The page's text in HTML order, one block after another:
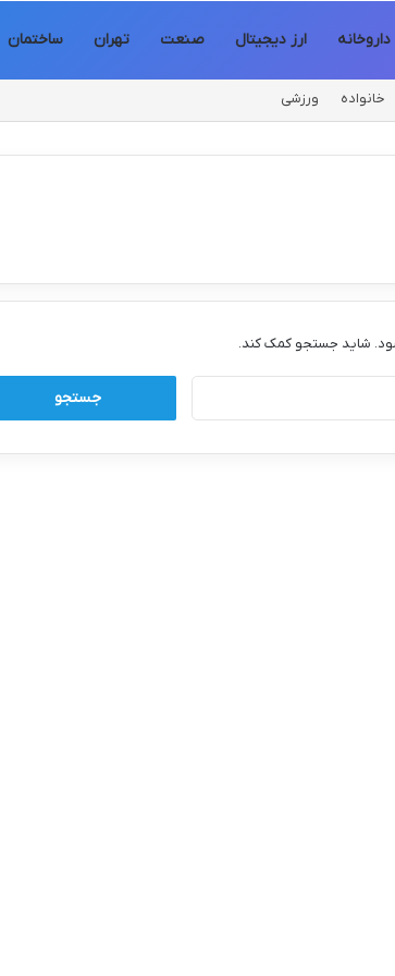
داروخانه ارز دیجیتال صنعت تهران ساختمان
خانواده ورزشی
شاید جستجو کمک کند.